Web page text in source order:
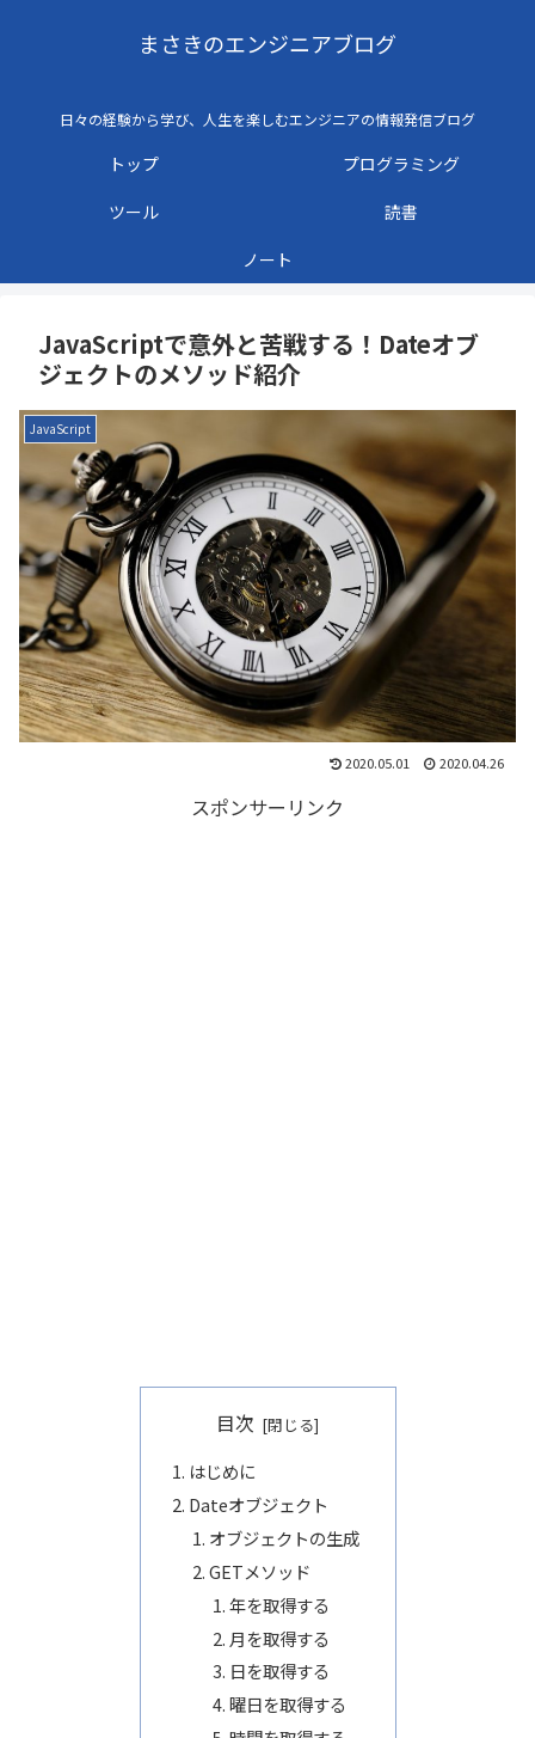
まさきのエンジニアブログ
日々の経験から学び、人生を楽しむエンジニアの情報発信ブログ
トップ
プログラミング
ツール
読書
ノート
JavaScriptで意外と苦戦する！Dateオブ
ジェクトのメソッド紹介
JavaScript
2020.05.01 2020.04.26
スポンサーリンク
目次
はじめに
Dateオブジェクト
オブジェクトの生成
GETメソッド
年を取得する
月を取得する
日を取得する
曜日を取得する